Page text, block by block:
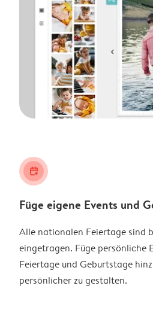
calendar_plus
Füge eigene Events und
Alle nationalen Feiertage sind
eingetragen. Füge persönliche
Feiertage und Geburtstage
persönlicher zu gestalten.